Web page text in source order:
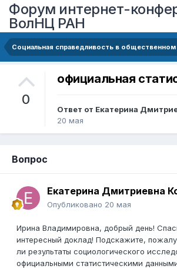
Форум интернет-
ВолНЦ РАН
0
официальная
Ответ от Екатерина
20 мая
Вопрос
Екатерина Дмитриевна
Опубликовано 20 мая
Ирина Владимировна, добрый день!
интересный доклад! Подскажите,
ли результаты социологического
официальными статистическими